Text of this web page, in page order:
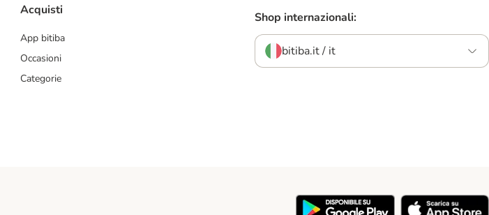
Acquisti
App bitiba
Occasioni
Categorie
Shop internazionali:
bitiba.it / it